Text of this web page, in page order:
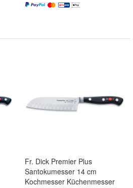
Fr. Dick Premier Plus
Santokumesser 14 cm
Kochmesser Küchenmesser